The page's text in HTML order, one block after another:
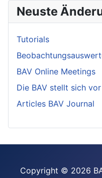
Neuste
Tutorials
BAV Online Meetings
Die BAV stellt sich vor
Articles BAV Journal
Copyright © 2026